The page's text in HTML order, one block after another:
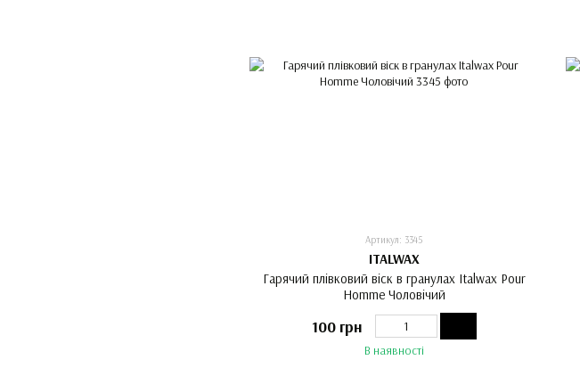
Артикул: 3345
ITALWAX
Гарячий плівковий віск в гранулах Italwax Pour
Homme Чоловічий
100 грн
В наявності